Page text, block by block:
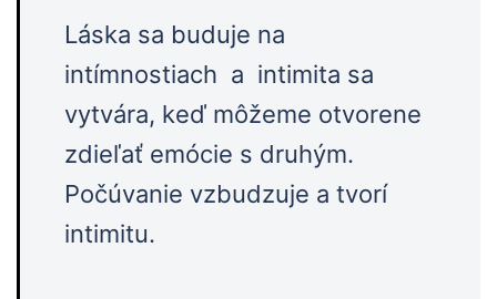
Láska sa buduje na
intímnostiach a intimita sa
vytvára, keď môžeme otvorene
zdieľať emócie s druhým.
Počúvanie vzbudzuje a tvorí
intimitu.